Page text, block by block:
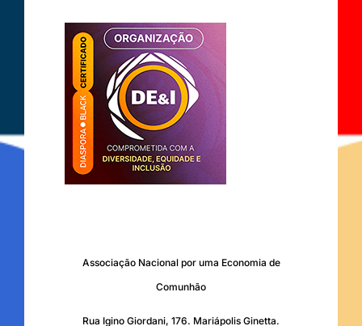
Associação Nacional por uma Economia de
Comunhão
Rua Igino Giordani, 176. Mariápolis Ginetta.